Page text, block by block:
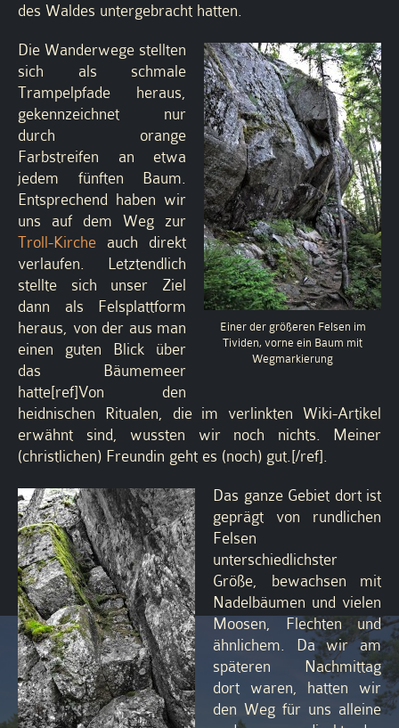
des Waldes untergebracht hatten.
Einer der größeren Felsen im
Tividen, vorne ein Baum mit
Wegmarkierung
Die Wanderwege stellten
sich als schmale
Trampelpfade heraus,
gekennzeichnet nur
durch orange
Farbstreifen an etwa
jedem fünften Baum.
Entsprechend haben wir
uns auf dem Weg zur
Troll-Kirche auch direkt
verlaufen. Letztendlich
stellte sich unser Ziel
dann als Felsplattform
heraus, von der aus man
einen guten Blick über
das Bäumemeer
hatte[ref]Von den
heidnischen Ritualen, die im verlinkten Wiki-Artikel
erwähnt sind, wussten wir noch nichts. Meiner
(christlichen) Freundin geht es (noch) gut.[/ref].
Das ganze Gebiet dort ist
geprägt von rundlichen
Felsen
unterschiedlichster
Größe, bewachsen mit
Nadelbäumen und vielen
Moosen, Flechten und
ähnlichem. Da wir am
späteren Nachmittag
dort waren, hatten wir
den Weg für uns alleine